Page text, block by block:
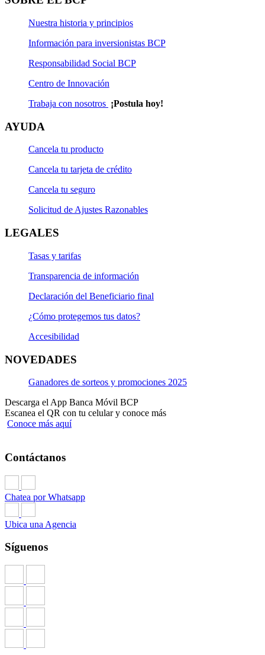
Nuestra historia y principios
Información para inversionistas BCP
Responsabilidad Social BCP
Centro de Innovación
Trabaja con nosotros ¡Postula hoy!
AYUDA
Cancela tu producto
Cancela tu tarjeta de crédito
Cancela tu seguro
Solicitud de Ajustes Razonables
LEGALES
Tasas y tarifas
Transparencia de información
Declaración del Beneficiario final
¿Cómo protegemos tus datos?
Accesibilidad
NOVEDADES
Ganadores de sorteos y promociones 2025
Descarga el App Banca Móvil BCP
Escanea el QR con tu celular y conoce más
Conoce más aquí
Contáctanos
Chatea por Whatsapp
Ubica una Agencia
Síguenos